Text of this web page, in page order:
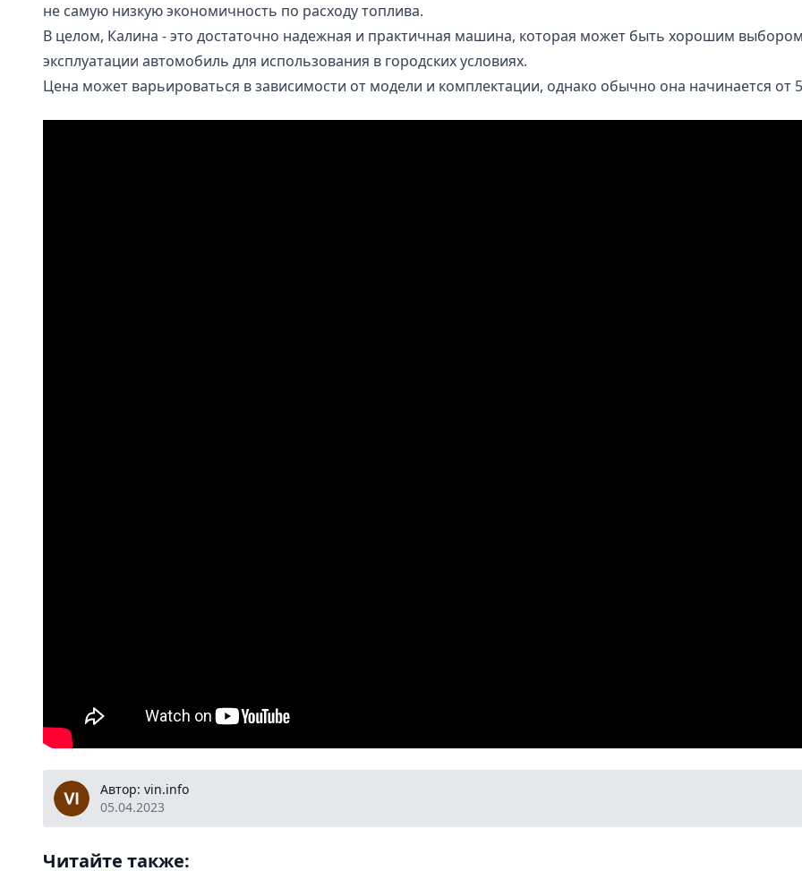
не самую низкую экономичность по расходу топлива.
В целом, Калина - это достаточно надежная и практичная машина, которая может быть хорошим
эксплуатации автомобиль для использования в городских условиях.
Цена может варьироваться в зависимости от модели и комплектации, однако обычно она начинается от
vin.infoАвтор: vin.info
05.04.2023
Читайте также: